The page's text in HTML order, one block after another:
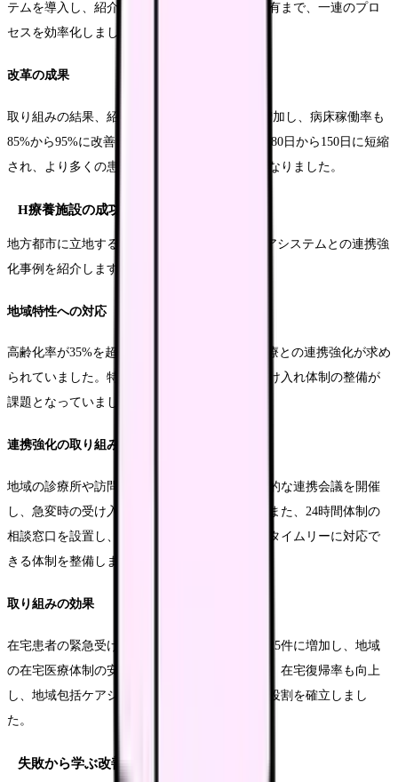
テムを導入し、紹介状の作成から患者情報の共有まで、一連のプロ
セスを効率化しました。
改革の成果
取り組みの結果、紹介患者数が前年比150%に増加し、病床稼働率も
85%から95%に改善しました。平均在院日数も180日から150日に短縮
され、より多くの患者さんの受け入れが可能となりました。
H療養施設の成功事例
地方都市に立地するH療養施設での地域包括ケアシステムとの連携強
化事例を紹介します。
地域特性への対応
高齢化率が35%を超える地域において、在宅医療との連携強化が求め
られていました。特に、在宅患者の急変時の受け入れ体制の整備が
課題となっていました。
連携強化の取り組み
地域の診療所や訪問看護ステーションとの定期的な連携会議を開催
し、急変時の受け入れ基準を明確化しました。また、24時間体制の
相談窓口を設置し、在宅医療機関からの相談にタイムリーに対応で
きる体制を整備しました。
取り組みの効果
在宅患者の緊急受け入れ件数が月平均15件から25件に増加し、地域
の在宅医療体制の安定化に貢献しました。また、在宅復帰率も向上
し、地域包括ケアシステムの中核施設としての役割を確立しまし
た。
失敗から学ぶ改善事例